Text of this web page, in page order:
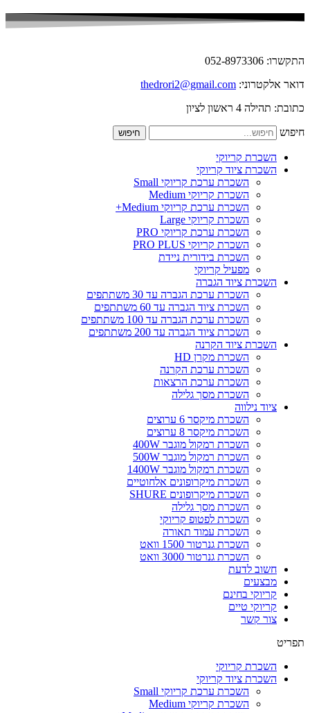
התקשרו: 052-8973306
דואר אלקטרוני: thedrori2@gmail.com
כתובת: תהילה 4 ראשון לציון
חיפוש חיפוש
השכרת קריוקי
השכרת ציוד קריוקי
השכרת ערכת קריוקי Small
השכרת קריוקי Medium
השכרת ערכת קריוקי Medium+
השכרת קריוקי Large
השכרת ערכת קריוקי PRO
השכרת קריוקי PRO PLUS
השכרת בידורית ניידת
מפעיל קריוקי
השכרת ציוד הגברה
השכרת ערכת הגברה עד 30 משתתפים
השכרת ציוד הגברה עד 60 משתתפים
השכרת ערכת הגברה עד 100 משתתפים
השכרת ציוד הגברה עד 200 משתתפים
השכרת ציוד הקרנה
השכרת מקרן HD
השכרת ערכת הקרנה
השכרת ערכת הרצאות
השכרת מסך גלילה
ציוד נילווה
השכרת מיקסר 6 ערוצים
השכרת מיקסר 8 ערוצים
השכרת רמקול מוגבר 400W
השכרת רמקול מוגבר 500W
השכרת רמקול מוגבר 1400W
השכרת מיקרופונים אלחוטיים
השכרת מיקרופונים SHURE
השכרת מסך גלילה
השכרת לפטופ קריוקי
השכרת עמוד תאורה
השכרת גנרטור 1500 וואט
השכרת גנרטור 3000 וואט
חשוב לדעת
מבצעים
קריוקי בחינם
קריוקי טיים
צור קשר
תפריט
השכרת קריוקי
השכרת ציוד קריוקי
השכרת ערכת קריוקי Small
השכרת קריוקי Medium